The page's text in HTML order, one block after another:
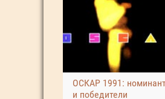
ОСКАР 1991:
и победители